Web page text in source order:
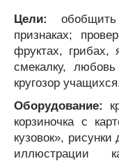
Цели:
признаках;
фруктах, грибах,
смекалку,
кругозор
Оборудование:
корзиночка с
кузовок»,
иллюстрации